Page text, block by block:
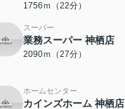
1756ｍ（22分）
スーパー
業務スーパー 神栖店
2090ｍ（27分）
ホームセンター
カインズホーム 神栖店